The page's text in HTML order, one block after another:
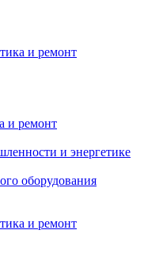
и ремонт
и ремонт
и энергетике
оборудования
и ремонт